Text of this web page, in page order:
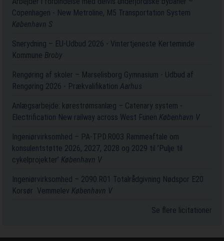
Copenhagen - New Metroline, M5 Transportation System
København S
Snerydning – EU-Udbud 2026 - Vintertjeneste Kerteminde
Kommune Broby
Rengøring af skoler – Marselisborg Gymnasium - Udbud af
Rengøring 2026 - PrækvalifikationAarhus
Anlægsarbejde: kørestrømsanlæg – Catenary system -
Electrification New railway across West Funen København V
Ingeniørvirksomhed – PA-TPD.R003 Rammeaftale om
konsulentstøtte 2026, 2027, 2028 og 2029 til ’Pulje til
cykelprojekter’ København V
Ingeniørvirksomhed – 2090.R01 Totalrådgivning Nødspor E20
Korsør ­ Vemmelev København V
Se flere licitationer